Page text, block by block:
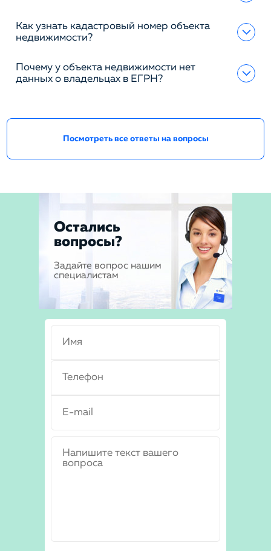
Как узнать кадастровый номер объекта
недвижимости?
Почему у объекта недвижимости нет
данных о владельцах в ЕГРН?
Посмотреть все ответы на вопросы
Остались
вопросы?
Задайте вопрос нашим
специалистам